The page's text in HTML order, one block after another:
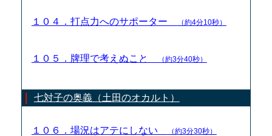
１０４．打点力へのサポーター （約4分10秒）
１０５．牌理で考えぬこと （約3分40秒）
七対子の奥義（土田のオカルト）
１０６．場況はアテにしない （約3分30秒）